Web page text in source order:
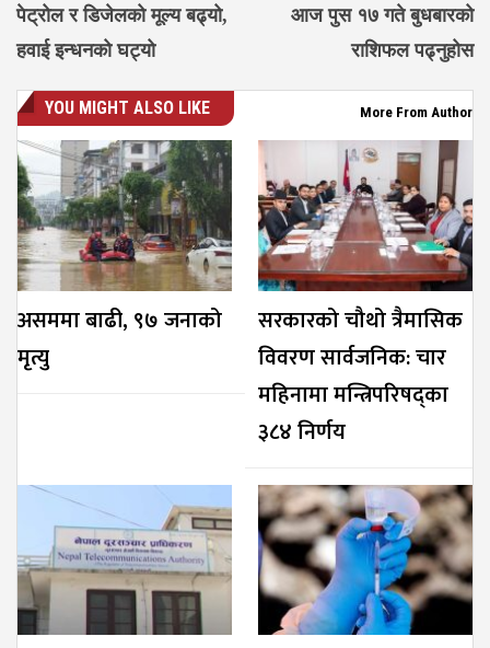
पेट्रोल र डिजेलको मूल्य बढ्यो,
हवाई इन्धनको घट्यो
आज पुस १७ गते बुधबारको
राशिफल पढ्नुहोस
YOU MIGHT ALSO LIKE More From Author
असममा बाढी, ९७ जनाको
मृत्यु
सरकारको चौथो त्रैमासिक
विवरण सार्वजनिक: चार
महिनामा मन्त्रिपरिषद्का
३८४ निर्णय